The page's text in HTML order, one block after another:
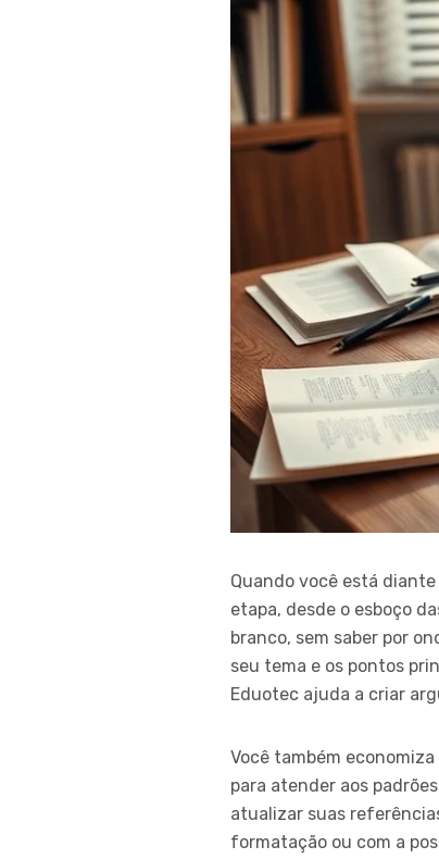
Quando você está
etapa, desde o esboço
branco, sem saber por
seu tema e os pontos
Eduotec ajuda a criar
Você também
para atender aos
atualizar suas
formatação ou com a